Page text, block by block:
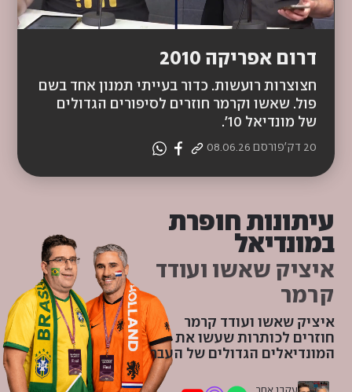
דרום אפריקה 2010
חצוצרות רועשות. כדור בעייתי תמנון אחד בשם
פול. שאשו וקרמר חוזרים לסיפורים הגדולים
של מונדיאל 10׳.
20 דק' פורסם 08.06.26
עיתונות חופרת
במונדיאל
איציק שאשו ועודד
קרמר
איציק שאשו ועודד קרמר
חוזרים לכותרות שעשו את
המונדיאלים הגדולים של העבר